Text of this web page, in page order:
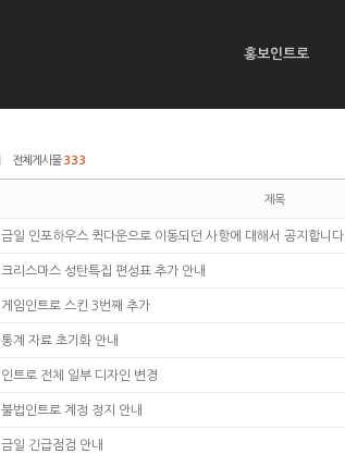
홍보인트로
전체게시물333
제목
금일 인포하우스 퀵다운으로 이동되던 사항에 대해서 공지합니다.
크리스마스 성탄특집 편성표 추가 안내
게임인트로 스킨 3번째 추가
통계 자료 초기화 안내
인트로 전체 일부 디자인 변경
불법인트로 계정 정지 안내
금일 긴급점검 안내